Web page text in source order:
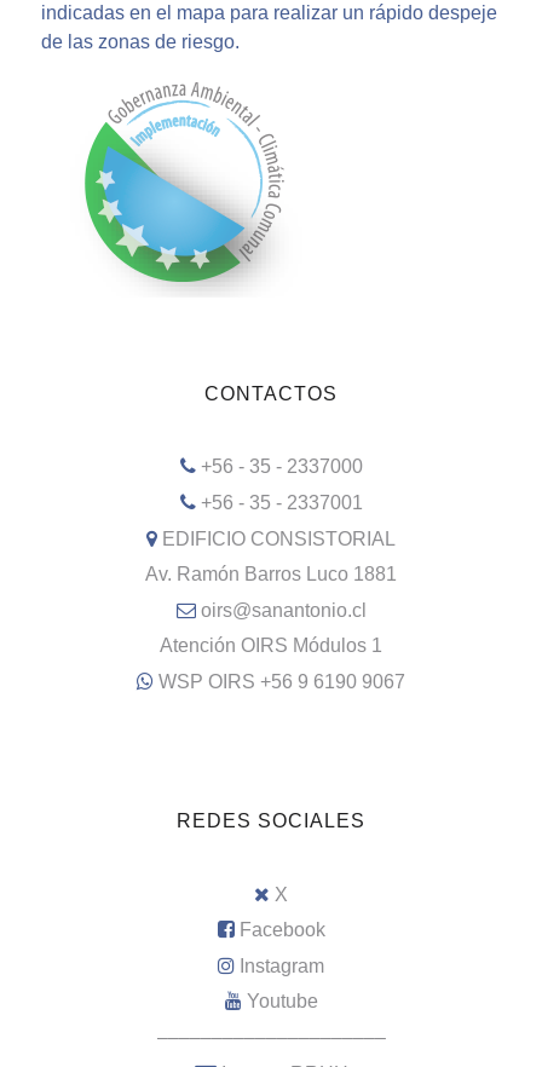
indicadas en el mapa para realizar un rápido despeje
de las zonas de riesgo.
CONTACTOS
+56 - 35 - 2337000
+56 - 35 - 2337001
EDIFICIO CONSISTORIAL
Av. Ramón Barros Luco 1881
oirs@sanantonio.cl
Atención OIRS Módulos 1
WSP OIRS +56 9 6190 9067
REDES SOCIALES
X
Facebook
Instagram
Youtube
–––––––––––––––––––––